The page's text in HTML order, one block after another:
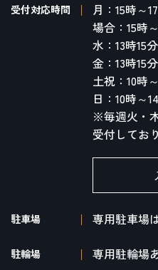
受付対応時間
月：15時～
場合：15時
水：13時15
金：13時15
土祝：10時
日：10時～
※毎週火・
受付してお
駐車場 専用駐車場
駐輪場 専用駐輪場